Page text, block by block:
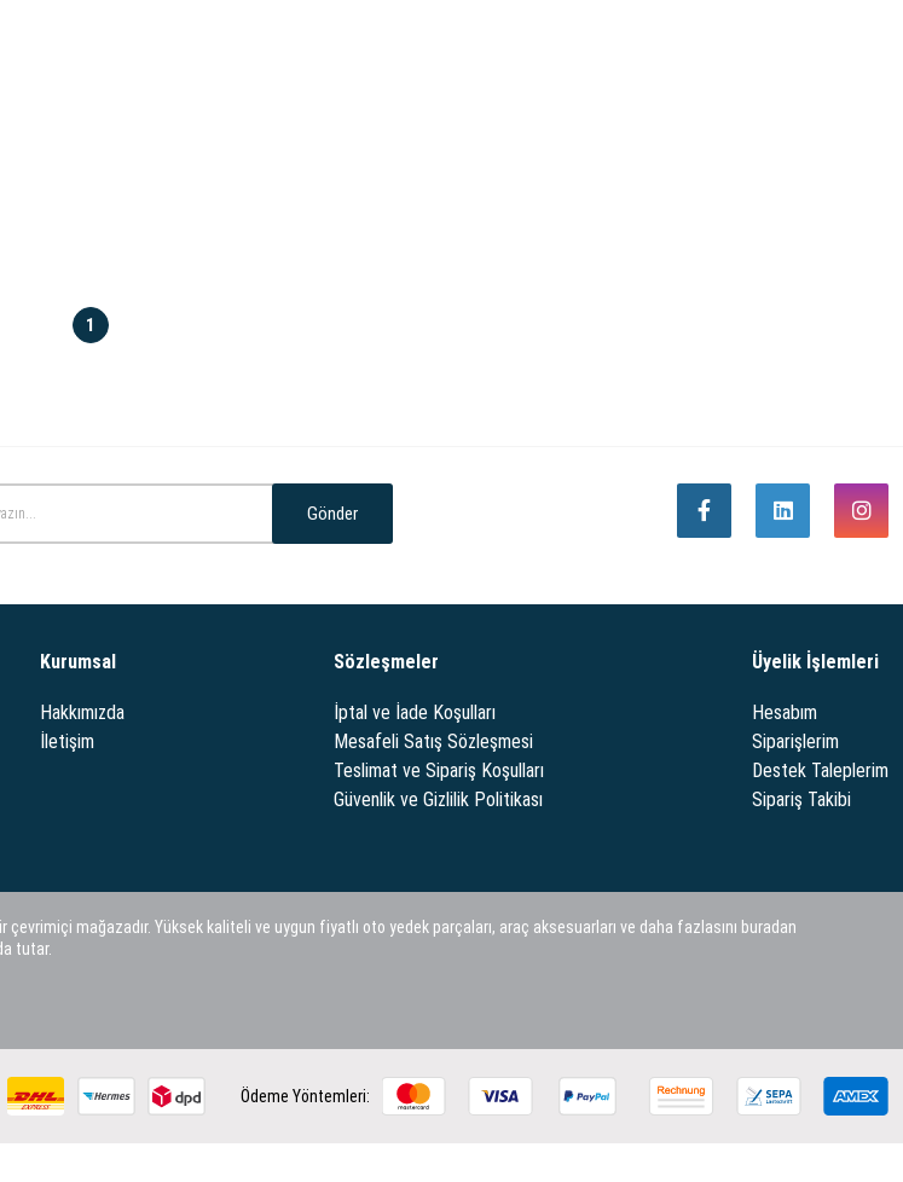
1
Gönder
Kurumsal
Hakkımızda
İletişim
Sözleşmeler
İptal ve İade Koşulları
Mesafeli Satış Sözleşmesi
Teslimat ve Sipariş Koşulları
Güvenlik ve Gizlilik Politikası
Üyelik İşlemleri
Hesabım
Siparişlerim
Destek Taleplerim
Sipariş Takibi
mağazadır. Yüksek kaliteli ve uygun fiyatlı oto yedek parçaları, araç aksesuarları ve daha fazlasını buradan
tutar.
Ödeme Yöntemleri: